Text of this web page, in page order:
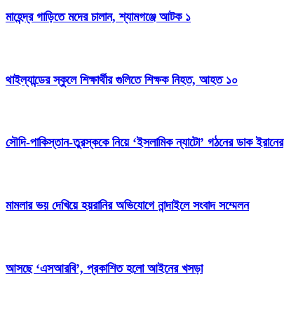
মাহেন্দ্র গাড়িতে মদের চালান, শ্যামগঞ্জে আটক ১
থাইল্যান্ডের স্কুলে শিক্ষার্থীর গুলিতে শিক্ষক নিহত, আহত ১০
সৌদি-পাকিস্তান-তুরস্ককে নিয়ে ‘ইসলামিক ন্যাটো’ গঠনের ডাক ইরানের
মামলার ভয় দেখিয়ে হয়রানির অভিযোগে নান্দাইলে সংবাদ সম্মেলন
আসছে ‘এসআরবি’, প্রকাশিত হলো আইনের খসড়া